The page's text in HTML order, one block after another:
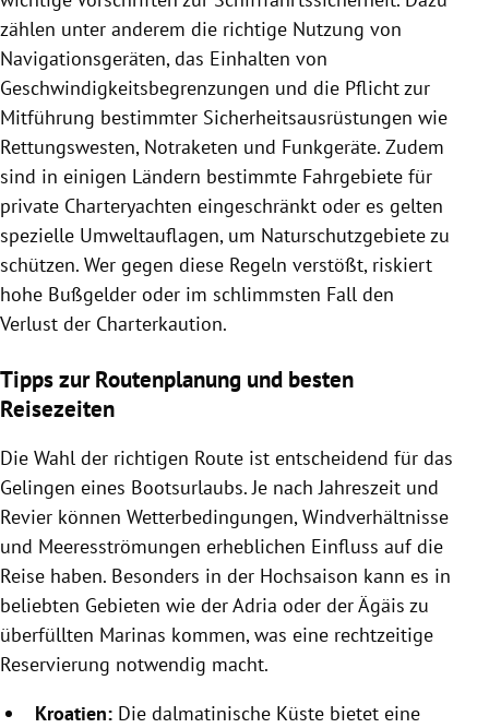
zählen unter anderem die richtige Nutzung von
Navigationsgeräten, das Einhalten von
Geschwindigkeitsbegrenzungen und die Pflicht zur
Mitführung bestimmter Sicherheitsausrüstungen wie
Rettungswesten, Notraketen und Funkgeräte. Zudem
sind in einigen Ländern bestimmte Fahrgebiete für
private Charteryachten eingeschränkt oder es gelten
spezielle Umweltauflagen, um Naturschutzgebiete zu
schützen. Wer gegen diese Regeln verstößt, riskiert
hohe Bußgelder oder im schlimmsten Fall den
Verlust der Charterkaution.
Tipps zur Routenplanung und besten
Reisezeiten
Die Wahl der richtigen Route ist entscheidend für das
Gelingen eines Bootsurlaubs. Je nach Jahreszeit und
Revier können Wetterbedingungen, Windverhältnisse
und Meeresströmungen erheblichen Einfluss auf die
Reise haben. Besonders in der Hochsaison kann es in
beliebten Gebieten wie der Adria oder der Ägäis zu
überfüllten Marinas kommen, was eine rechtzeitige
Reservierung notwendig macht.
Kroatien: Die dalmatinische Küste bietet eine